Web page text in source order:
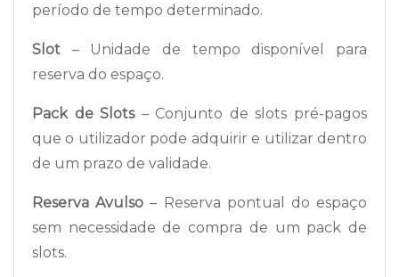
período de tempo determinado.
Slot – Unidade de tempo disponível para
reserva do espaço.
Pack de Slots– Conjunto de slots pré-pagos
que o utilizador pode adquirir e utilizar dentro
de um prazo de validade.
Reserva Avulso – Reserva pontual do espaço
sem necessidade de compra de um pack de
slots.